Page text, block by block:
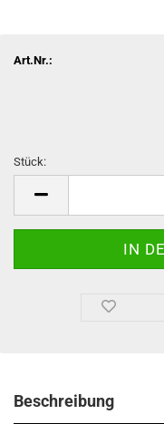
Art.Nr.:
Stück:
Beschreibung